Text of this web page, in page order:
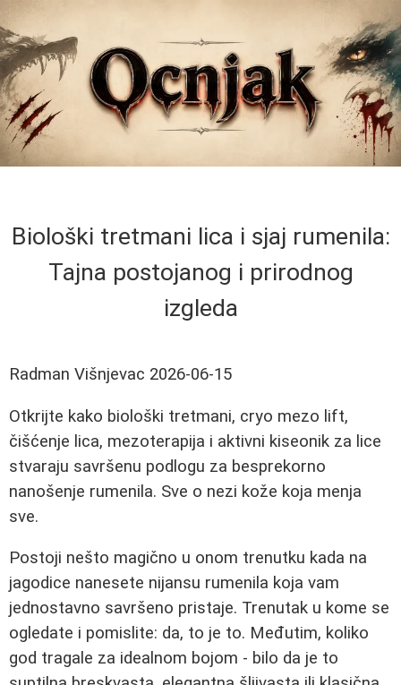
Biološki tretmani lica i sjaj rumenila:
Tajna postojanog i prirodnog
izgleda
Radman Višnjevac 2026-06-15
Otkrijte kako biološki tretmani, cryo mezo lift,
čišćenje lica, mezoterapija i aktivni kiseonik za lice
stvaraju savršenu podlogu za besprekorno
nanošenje rumenila. Sve o nezi kože koja menja
sve.
Postoji nešto magično u onom trenutku kada na
jagodice nanesete nijansu rumenila koja vam
jednostavno savršeno pristaje. Trenutak u kome se
ogledate i pomislite: da, to je to. Međutim, koliko
god tragale za idealnom bojom - bilo da je to